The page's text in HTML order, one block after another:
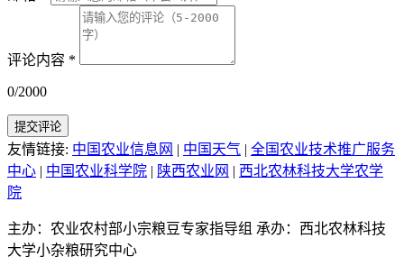
评论内容 *
0/2000
提交评论
友情链接: 中国农业信息网 | 中国天气 | 全国农业技术推广服务
中心 | 中国农业科学院 | 陕西农业网 | 西北农林科技大学农学
院
主办：农业农村部小宗粮豆专家指导组 承办：西北农林科技
大学小杂粮研究中心